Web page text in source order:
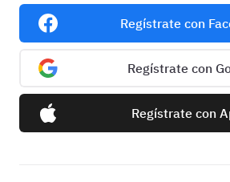
Regístrate con
Regístrate con
Regístrate con